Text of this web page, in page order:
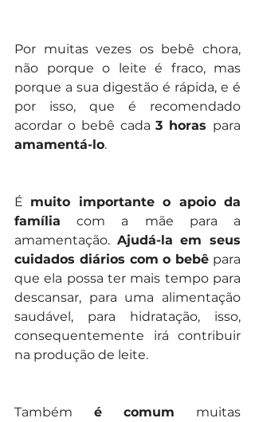
Por muitas vezes os bebê chora,
não porque o leite é fraco, mas
porque a sua digestão é rápida, e é
por isso, que é recomendado
acordar o bebê cada 3 horas
amamentá-lo.
É muito importante o apoio da
família com a mãe para a
amamentação. Ajudá-la em seus
cuidados diários com o bebê para
que ela possa ter mais tempo para
descansar, para uma alimentação
saudável, para hidratação, isso,
consequentemente irá contribuir
na produção de leite.
Também é comum muitas